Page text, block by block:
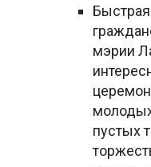
мэрии
пустых